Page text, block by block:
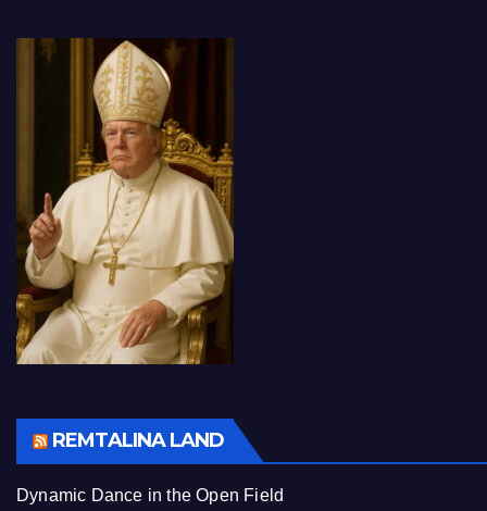
REMTALINA LAND
Dynamic Dance in the Open Field